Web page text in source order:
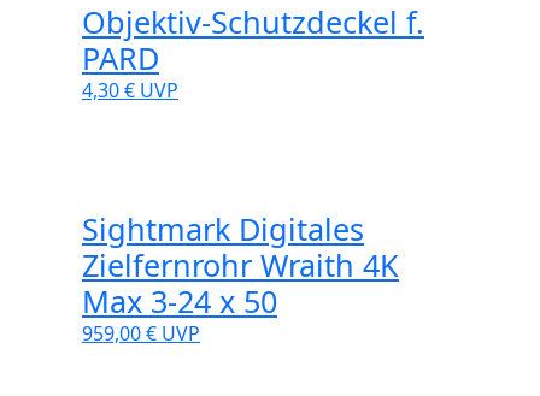
Objektiv-Schutzdeckel f.
PARD
4,30 € UVP
Sightmark Digitales
Zielfernrohr Wraith 4K
Max 3-24 x 50
959,00 € UVP